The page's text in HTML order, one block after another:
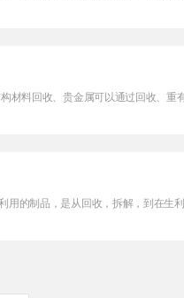
料回收、贵金属可以通过回收、重
的制品，是从回收，拆解，到在